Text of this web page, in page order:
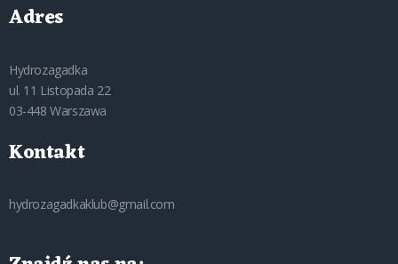
Adres
Hydrozagadka
ul. 11 Listopada 22
03-448 Warszawa
Kontakt
hydrozagadkaklub@gmail.com